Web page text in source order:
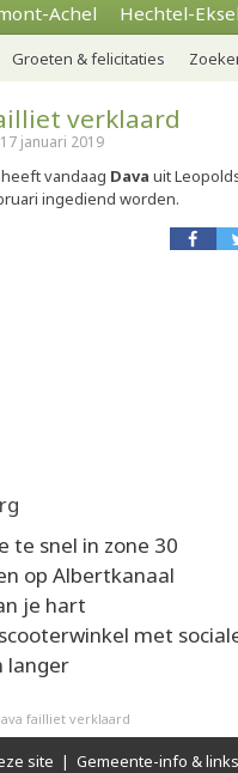
Achel Hechtel-
Groeten & felicitaties
verklaard
januari 2019
vandaag Dava uit
ingediend worden.
te snel in zone 30
op Albertkanaal
je hart
met
langer
failliet verklaard
site | Gemeente-info & links